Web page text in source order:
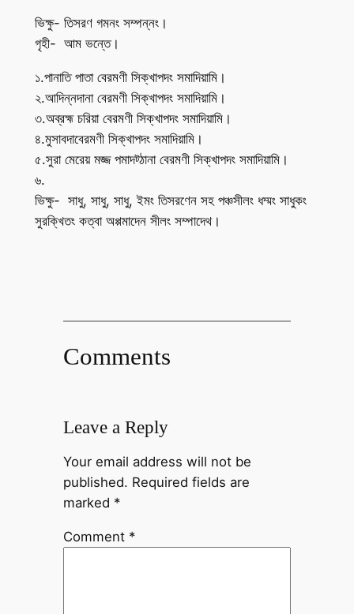
ভিক্ষু- তিসরণ গমনং সম্পন্নং।
গৃহী- আম ভন্তে।
১.পানাতি পাতা বেরমণী সিক্খাপদং সমাদিয়ামি।
২.আদিন্নদানা বেরমণী সিক্খাপদং সমাদিয়ামি।
৩.অব্রহ্ম চরিয়া বেরমণী সিক্খাপদং সমাদিয়ামি।
৪.মুসাবদাবেরমণী সিক্খাপদং সমাদিয়ামি।
৫.সুরা মেরেয় মজ্জ পমাদট্ঠানা বেরমণী সিক্খাপদং সমাদিয়ামি।
৬.
ভিক্ষু- সাধু, সাধু, সাধু, ইমং তিসরণেন সহ পঞ্চসীলং ধম্মং সাধুকং
সুরক্খিতং কত্বা অপ্পমাদেন সীলং সম্পাদেথ।
Comments
Leave a Reply
Your email address will not be
published. Required fields are
marked *
Comment *